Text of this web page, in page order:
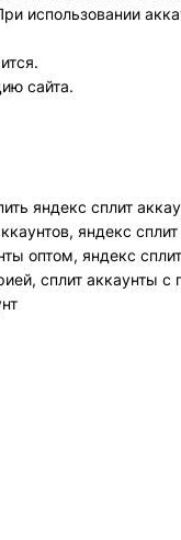
использовании
сайта.
яндекс сплит
яндекс
оптом, яндекс
сплит аккаунты
корзине